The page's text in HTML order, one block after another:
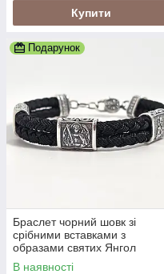
Купити
Подарунок
Браслет чорний шовк зі
срібними вставками з
образами святих Янгол
Охоронець
В наявності